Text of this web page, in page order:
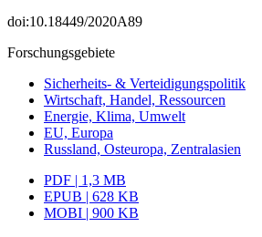
doi:10.18449/2020A89
Forschungsgebiete
Sicherheits- & Verteidigungspolitik
Wirtschaft, Handel, Ressourcen
Energie, Klima, Umwelt
EU, Europa
Russland, Osteuropa, Zentralasien
PDF | 1,3 MB
EPUB | 628 KB
MOBI | 900 KB